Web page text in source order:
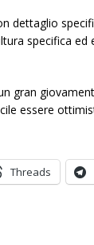
dettaglio
specifica ed
gran
essere
Threads